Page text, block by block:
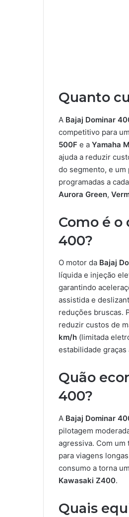
Quanto
A Bajaj Dominar
competitivo para
500F e a Yamaha
ajuda a reduzir
do segmento, e um
programadas a cada
Aurora Green,
Como é
400?
O motor da Bajaj
líquida e injeção
garantindo
assistida e
reduções bruscas.
reduzir custos de
km/h (limitada
estabilidade
Quão
400?
A Bajaj Dominar
pilotagem
agressiva. Com um
para viagens
consumo a torna
Kawasaki Z400.
Quais